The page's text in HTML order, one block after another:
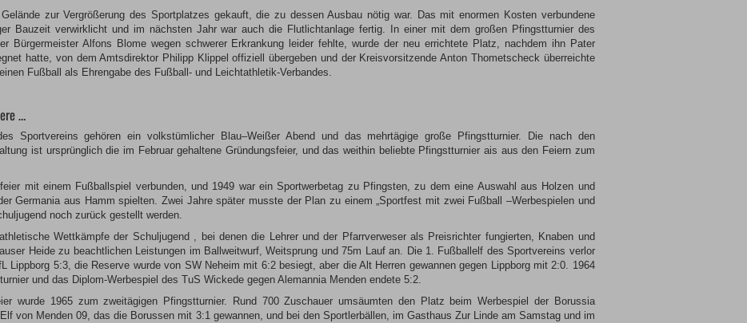
zur Vergrößerung des Sportplatzes gekauft, die zu dessen Ausbau nötig war. Das mit enormen Kosten verbundene
Bauzeit verwirklicht und im nächsten Jahr war auch die Flutlichtanlage fertig. In einer mit dem großen Pfingstturnier des
Bürgermeister Alfons Blome wegen schwerer Erkrankung leider fehlte, wurde der neu errichtete Platz, nachdem ihn Pater
hatte, von dem Amtsdirektor Philipp Klippel offiziell übergeben und der Kreisvorsitzende Anton Thometscheck überreichte
Fußball als Ehrengabe des Fußball- und Leichtathletik-Verbandes.
…
Sportvereins gehören ein volkstümlicher Blau–Weißer Abend und das mehrtägige große Pfingstturnier. Die nach den
ist ursprünglich die im Februar gehaltene Gründungsfeier, und das weithin beliebte Pfingstturnier ais aus den Feiern zum
mit einem Fußballspiel verbunden, und 1949 war ein Sportwerbetag zu Pfingsten, zu dem eine Auswahl aus Holzen und
Germania aus Hamm spielten. Zwei Jahre später musste der Plan zu einem „Sportfest mit zwei Fußball –Werbespielen und
noch zurück gestellt werden.
Wettkämpfe der Schuljugend , bei denen die Lehrer und der Pfarrverweser als Preisrichter fungierten, Knaben und
Heide zu beachtlichen Leistungen im Ballweitwurf, Weitsprung und 75m Lauf an. Die 1. Fußballelf des Sportvereins verlor
Lippborg 5:3, die Reserve wurde von SW Neheim mit 6:2 besiegt, aber die Alt Herren gewannen gegen Lippborg mit 2:0. 1964
und das Diplom-Werbespiel des TuS Wickede gegen Alemannia Menden endete 5:2.
wurde 1965 zum zweitägigen Pfingstturnier. Rund 700 Zuschauer umsäumten den Platz beim Werbespiel der Borussia
von Menden 09, das die Borussen mit 3:1 gewannen, und bei den Sportlerbällen, im Gasthaus Zur Linde am Samstag und im